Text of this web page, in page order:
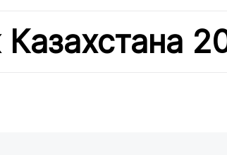
Казахстана